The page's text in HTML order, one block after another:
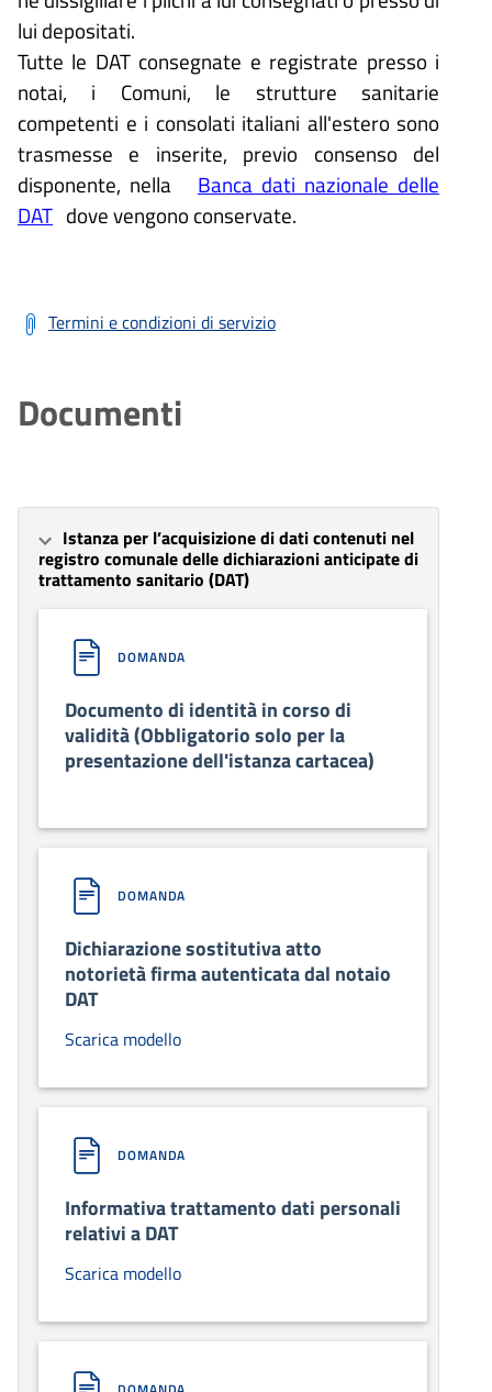
lui depositati.
Tutte le DAT consegnate e registrate presso i
notai, i Comuni, le strutture sanitarie
competenti e i consolati italiani all'estero sono
trasmesse e inserite, previo consenso del
disponente, nella Banca dati nazionale delle
DAT dove vengono conservate.
Termini e condizioni di servizio
Documenti
Istanza per l’acquisizione di dati contenuti nel
registro comunale delle dichiarazioni anticipate di
trattamento sanitario (DAT)
DOMANDA
Documento di identità in corso di
validità (Obbligatorio solo per la
presentazione dell'istanza cartacea)
DOMANDA
Dichiarazione sostitutiva atto
notorietà firma autenticata dal notaio
DAT
Scarica modello
DOMANDA
Informativa trattamento dati personali
relativi a DAT
Scarica modello